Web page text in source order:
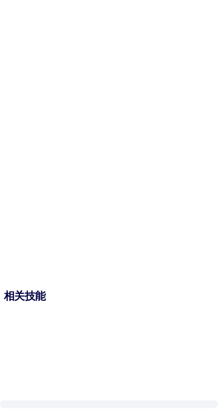
相关技能